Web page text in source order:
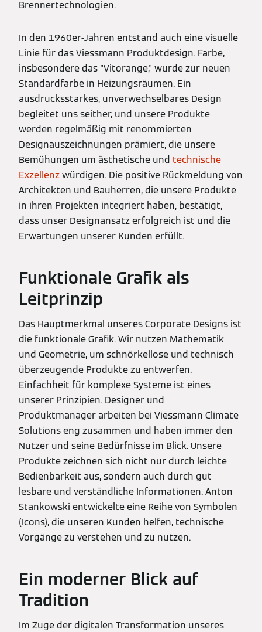
Brennertechnologien.
In den 1960er-Jahren entstand auch eine visuelle
Linie für das Viessmann Produktdesign. Farbe,
insbesondere das "Vitorange," wurde zur neuen
Standardfarbe in Heizungsräumen. Ein
ausdrucksstarkes, unverwechselbares Design
begleitet uns seither, und unsere Produkte
werden regelmäßig mit renommierten
Designauszeichnungen prämiert, die unsere
Bemühungen um ästhetische und technische
Exzellenzwürdigen. Die positive Rückmeldung von
Architekten und Bauherren, die unsere Produkte
in ihren Projekten integriert haben, bestätigt,
dass unser Designansatz erfolgreich ist und die
Erwartungen unserer Kunden erfüllt.
Funktionale Grafik als
Leitprinzip
Das Hauptmerkmal unseres Corporate Designs ist
die funktionale Grafik. Wir nutzen Mathematik
und Geometrie, um schnörkellose und technisch
überzeugende Produkte zu entwerfen.
Einfachheit für komplexe Systeme ist eines
unserer Prinzipien. Designer und
Produktmanager arbeiten bei Viessmann Climate
Solutions eng zusammen und haben immer den
Nutzer und seine Bedürfnisse im Blick. Unsere
Produkte zeichnen sich nicht nur durch leichte
Bedienbarkeit aus, sondern auch durch gut
lesbare und verständliche Informationen. Anton
Stankowski entwickelte eine Reihe von Symbolen
(Icons), die unseren Kunden helfen, technische
Vorgänge zu verstehen und zu nutzen.
Ein moderner Blick auf
Tradition
Im Zuge der digitalen Transformation unseres